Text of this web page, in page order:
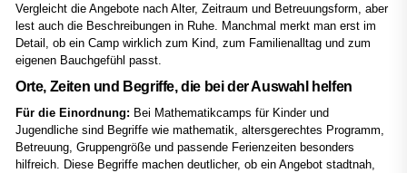
Vergleicht die Angebote nach Alter, Zeitraum und Betreuungsform, aber
lest auch die Beschreibungen in Ruhe. Manchmal merkt man erst im
Detail, ob ein Camp wirklich zum Kind, zum Familienalltag und zum
eigenen Bauchgefühl passt.
Orte, Zeiten und Begriffe, die bei der Auswahl helfen
Für die Einordnung: Bei Mathematikcamps für Kinder und
Jugendliche sind Begriffe wie mathematik, altersgerechtes Programm,
Betreuung, Gruppengröße und passende Ferienzeiten besonders
hilfreich. Diese Begriffe machen deutlicher, ob ein Angebot stadtnah,